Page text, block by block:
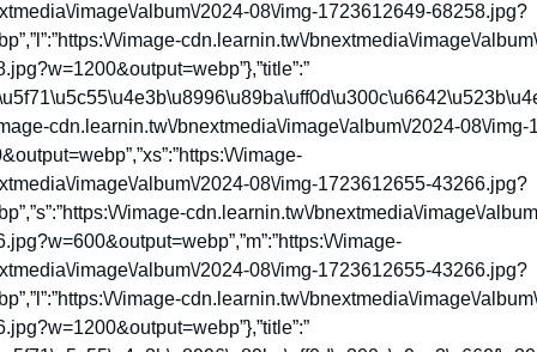
image\/album\/2024-08\/img-1723612649-68258.jpg?
\/image-cdn.learnin.tw\/bnextmedia\/image\/
image-cdn.learnin.tw\/bnextmedia\/image\/album\/2024-08\/
\/image-
image\/album\/2024-08\/img-1723612655-43266.jpg?
\/image-cdn.learnin.tw\/bnextmedia\/image\/
\/image-
image\/album\/2024-08\/img-1723612655-43266.jpg?
\/image-cdn.learnin.tw\/bnextmedia\/image\/